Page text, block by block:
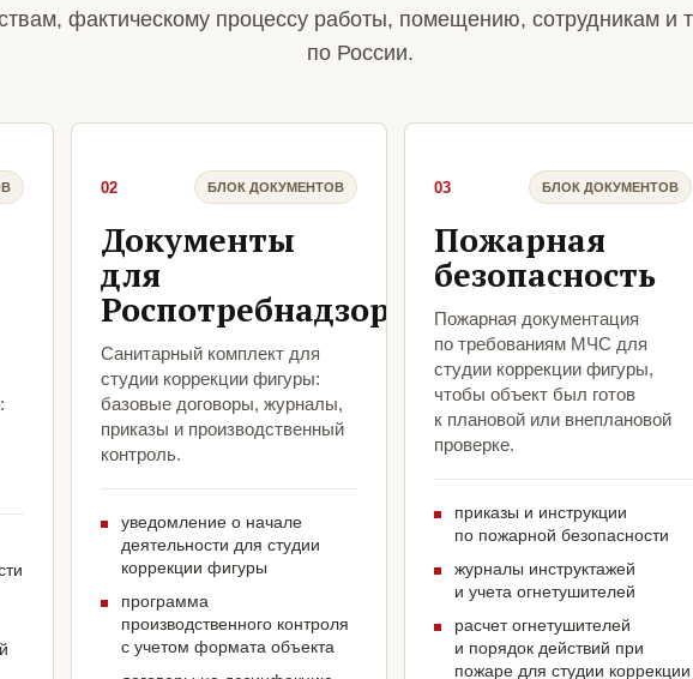
фактическому процессу работы, помещению, сотрудникам и
по России.
02 БЛОК ДОКУМЕНТОВ
Документы
для
Роспотребнадзора
Санитарный комплект для
студии коррекции фигуры:
базовые договоры, журналы,
приказы и производственный
контроль.
уведомление о начале
деятельности для студии
коррекции фигуры
программа
производственного контроля
с учетом формата объекта
03 БЛОК ДОКУМЕНТОВ
Пожарная
безопасность
Пожарная документация
по требованиям МЧС для
студии коррекции фигуры,
чтобы объект был готов
к плановой или внеплановой
проверке.
приказы и инструкции
по пожарной безопасности
журналы инструктажей
и учета огнетушителей
расчет огнетушителей
и порядок действий при
пожаре для студии коррекции